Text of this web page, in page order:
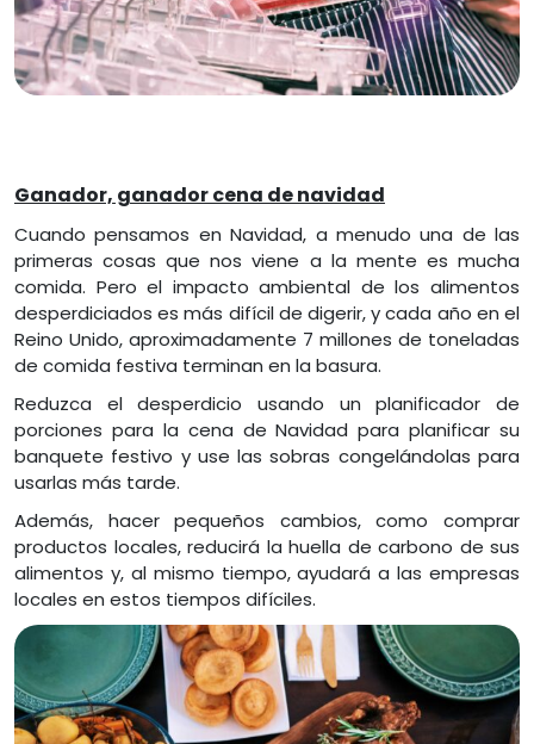
Ganador, ganador cena de navidad
Cuando pensamos en Navidad, a menudo una de las
primeras cosas que nos viene a la mente es mucha
comida. Pero el impacto ambiental de los alimentos
desperdiciados es más difícil de digerir, y cada año en el
Reino Unido, aproximadamente 7 millones de toneladas
de comida festiva terminan en la basura.
Reduzca el desperdicio usando un planificador de
porciones para la cena de Navidad para planificar su
banquete festivo y use las sobras congelándolas para
usarlas más tarde.
Además, hacer pequeños cambios, como comprar
productos locales, reducirá la huella de carbono de sus
alimentos y, al mismo tiempo, ayudará a las empresas
locales en estos tiempos difíciles.